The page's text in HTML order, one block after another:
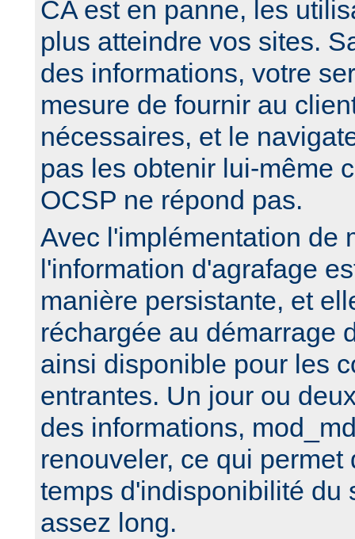
CA est en panne, les
plus atteindre vos sites.
des informations, votre
mesure de fournir au
nécessaires, et le
pas les obtenir lui-même
OCSP ne répond pas.
Avec l'implémentation de
l'information d'agrafage
manière persistante, et
réchargée au démarrage
ainsi disponible pour les
entrantes. Un jour ou
des informations,
renouveler, ce qui permet
temps d'indisponibilité du
assez long.